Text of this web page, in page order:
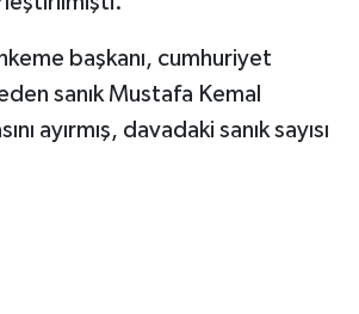
başkanı, cumhuriyet
sanık Mustafa Kemal
ayırmış, davadaki sanık sayısı